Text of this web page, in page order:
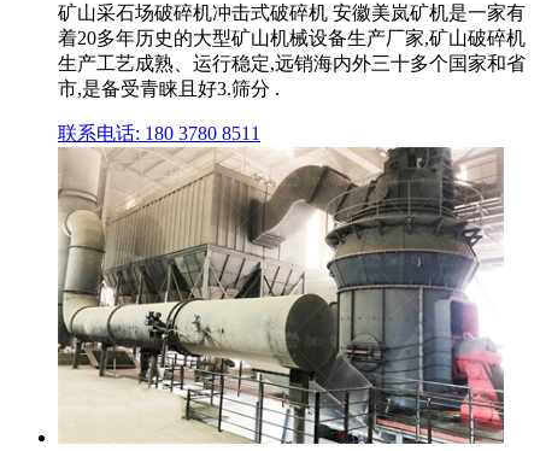
矿山采石场破碎机冲击式破碎机 安徽美岚矿机是一家有
着20多年历史的大型矿山机械设备生产厂家,矿山破碎机
生产工艺成熟、运行稳定,远销海内外三十多个国家和省
市,是备受青睐且好3.筛分 .
联系电话: 180 3780 8511